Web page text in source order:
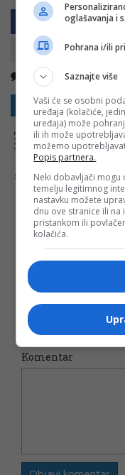
Nema komentara
Sakrij sve komentare
NAPOMENA: Komentari odražavaju stavove njihovih
vrijeđanja, psovanja i vulgarnog izražavanja. Portal
komentara Banjaluka.com nije dužan obrisati sve
biti pronađeni sadržaji koji mogu biti u suprotnosti sa
Šta mislite o ovoj temi?
Ime
Email
Komentar
oglašavanja i
Pohrana i/ili
Saznajte više
Vaši će se osobni
uređaja (kolačiće,
uređaja) može
ili ih može
možemo
Popis partnera.
Neki dobavljači mogu
temelju legitimnog
nastavku možete
dnu ove stranice ili
pristankom ili
kolačića.